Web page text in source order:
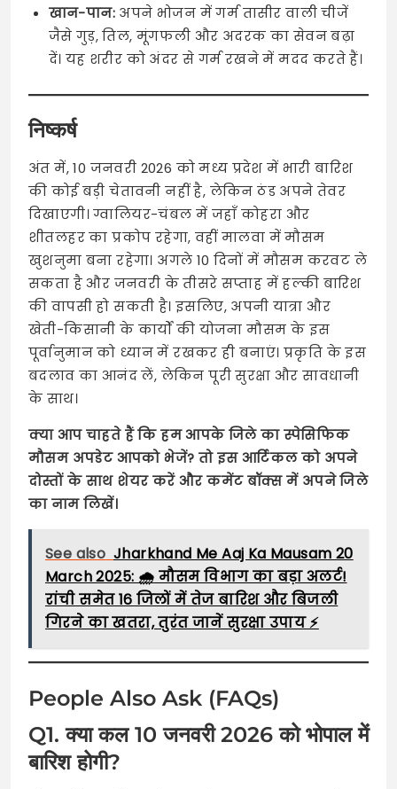
खान-पान:अपने भोजन में गर्म तासीर वाली चीजें
जैसे गुड़, तिल, मूंगफली और अदरक का सेवन बढ़ा
दें। यह शरीर को अंदर से गर्म रखने में मदद करते हैं।
निष्कर्ष
अंत में, 10 जनवरी 2026 को मध्य प्रदेश में भारी बारिश
की कोई बड़ी चेतावनी नहीं है, लेकिन ठंड अपने तेवर
दिखाएगी। ग्वालियर-चंबल में जहाँ कोहरा और
शीतलहर का प्रकोप रहेगा, वहीं मालवा में मौसम
खुशनुमा बना रहेगा। अगले 10 दिनों में मौसम करवट ले
सकता है और जनवरी के तीसरे सप्ताह में हल्की बारिश
की वापसी हो सकती है। इसलिए, अपनी यात्रा और
खेती-किसानी के कार्यों की योजना मौसम के इस
पूर्वानुमान को ध्यान में रखकर ही बनाएं। प्रकृति के इस
बदलाव का आनंद लें, लेकिन पूरी सुरक्षा और सावधानी
के साथ।
क्या आप चाहते हैं कि हम आपके जिले का स्पेसिफिक
मौसम अपडेट आपको भेजें? तो इस आर्टिकल को अपने
दोस्तों के साथ शेयर करें और कमेंट बॉक्स में अपने जिले
का नाम लिखें।
See also Jharkhand Me Aaj Ka Mausam 20
March 2025: 🌧️ मौसम विभाग का बड़ा अलर्ट!
रांची समेत 16 जिलों में तेज बारिश और बिजली
गिरने का खतरा, तुरंत जानें सुरक्षा उपाय ⚡
People Also Ask (FAQs)
Q1. क्या कल 10 जनवरी 2026 को भोपाल में
बारिश होगी?